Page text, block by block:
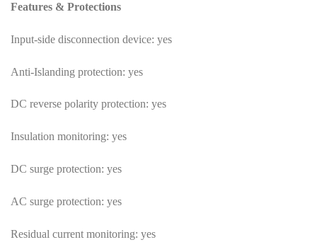
Features & Protections
Input-side disconnection device: yes
Anti-Islanding protection: yes
DC reverse polarity protection: yes
Insulation monitoring: yes
DC surge protection: yes
AC surge protection: yes
Residual current monitoring: yes